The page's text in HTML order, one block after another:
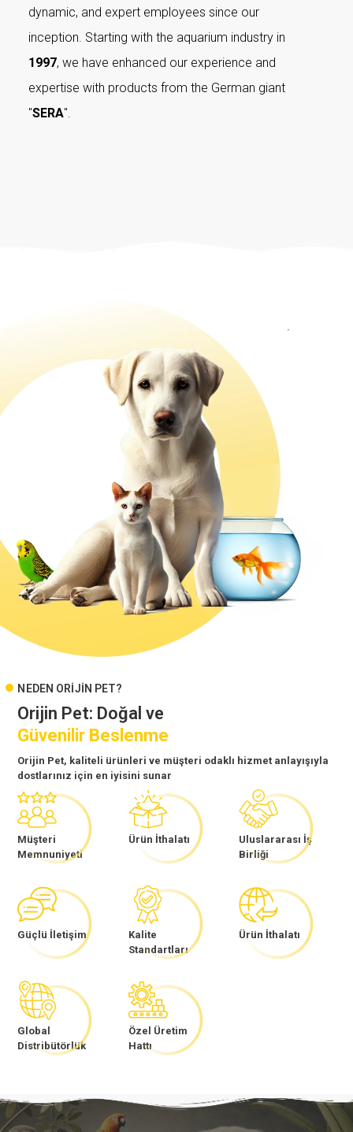
dynamic, and expert employees since our
inception. Starting with the aquarium industry in
1997, we have enhanced our experience and
expertise with products from the German giant
"SERA".
NEDEN ORİJİN PET?
Orijin Pet: Doğal ve
Güvenilir Beslenme
Orijin Pet, kaliteli ürünleri ve müşteri odaklı hizmet anlayışıyla
dostlarınız için en iyisini sunar
Müşteri
Memnuniyeti
Ürün İthalatı
Uluslararası İş
Birliği
Güçlü İletişim
Kalite
Standartları
Ürün İthalatı
Global
Distribütörlük
Özel Üretim
Hattı